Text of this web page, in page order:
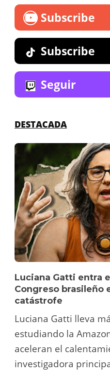
Subscribe
Subscribe
Seguir
DESTACADA
Luciana Gatti entra
Congreso brasileño
catástrofe
Luciana Gatti lleva
estudiando la
aceleran el
investigadora